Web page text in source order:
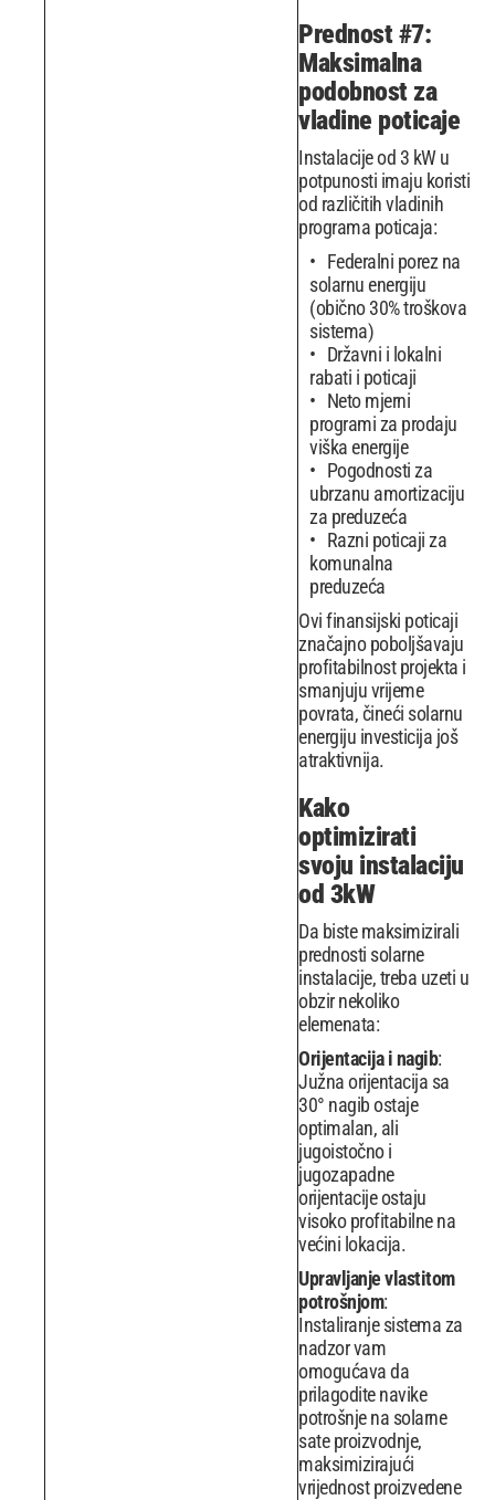
Prednost #7:
Maksimalna
podobnost za
vladine poticaje
Instalacije od 3 kW u
potpunosti imaju koristi
od različitih vladinih
programa poticaja:
Federalni porez na
solarnu energiju
(obično 30% troškova
sistema)
Državni i lokalni
rabati i poticaji
Neto mjerni
programi za prodaju
viška energije
Pogodnosti za
ubrzanu amortizaciju
za preduzeća
Razni poticaji za
komunalna
preduzeća
Ovi finansijski poticaji
značajno poboljšavaju
profitabilnost projekta i
smanjuju vrijeme
povrata, čineći solarnu
energiju investicija još
atraktivnija.
Kako
optimizirati
svoju instalaciju
od 3kW
Da biste maksimizirali
prednosti solarne
instalacije, treba uzeti u
obzir nekoliko
elemenata:
Orijentacija i nagib:
Južna orijentacija sa
30° nagib ostaje
optimalan, ali
jugoistočno i
jugozapadne
orijentacije ostaju
visoko profitabilne na
većini lokacija.
Upravljanje vlastitom
potrošnjom:
Instaliranje sistema za
nadzor vam
omogućava da
prilagodite navike
potrošnje na solarne
sate proizvodnje,
maksimizirajući
vrijednost proizvedene